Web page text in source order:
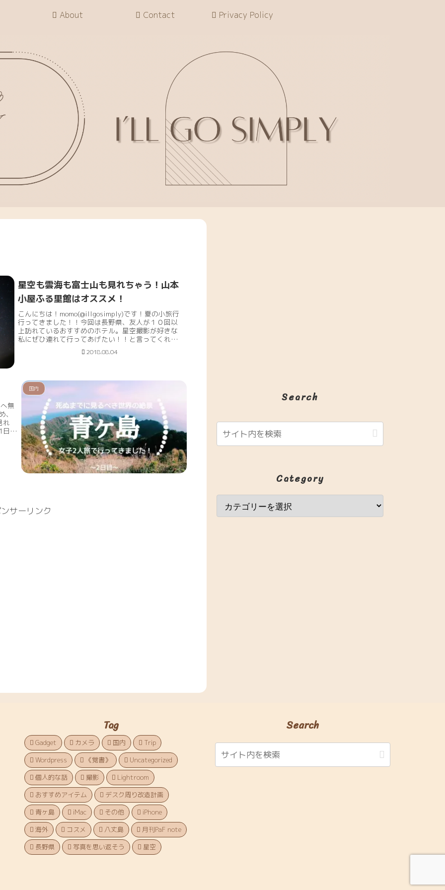
About Contact Privacy Policy
星空も雲海も富士山も見れちゃう！山本
小屋ふる里館はオススメ！
こんにちは！momo(@illgosimply)です！夏の小旅行
行ってきました！！今回は長野県、友人が１０回以
上訪れているおすすめのホテル。星空撮影が好きな
私にぜひ連れて行ってあげたい！！と言ってくれ
て。今年の年始に予約を取って（休日だと半...
2018.08.04
国内
無
れ
日
サーリンク
Search
Category
Tag
Gadget カメラ 国内
Trip
Wordpress
《覚書》
Uncategorized
個人的な話
撮影
Lightroom
おすすめアイテム
デスク周り改造計画
青ヶ島
iMac その他
iPhone
海外
コスメ 八丈島
月刊PaF note
長野県
写真を思い返そう 星空
Search